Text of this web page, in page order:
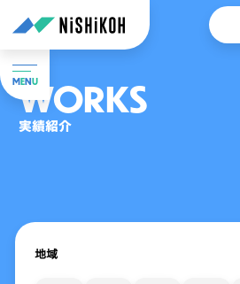
MENU
WORKS
実績紹介
地域